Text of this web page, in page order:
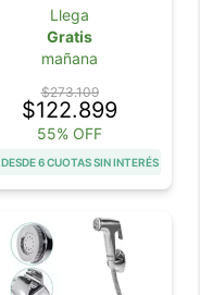
Llega
Gratis
mañana
$273.109
$122.899
55% OFF
DESDE 6 CUOTAS SIN INTERÉS